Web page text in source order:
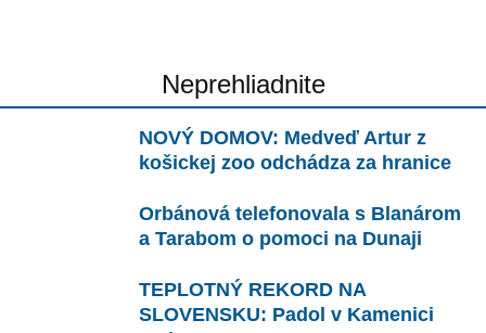
Neprehliadnite
NOVÝ DOMOV: Medveď Artur z
košickej zoo odchádza za hranice
Orbánová telefonovala s Blanárom
a Tarabom o pomoci na Dunaji
TEPLOTNÝ REKORD NA
SLOVENSKU: Padol v Kamenici